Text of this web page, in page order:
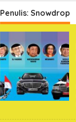
Penulis: Snowdrop